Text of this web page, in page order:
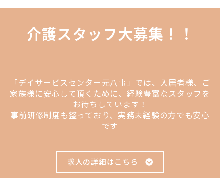
介護スタッフ大募集！！
「デイサービスセンター元八事」では、入居者様、ご
家族様に安心して頂くために、経験豊富なスタッフを
お待ちしています！
事前研修制度も整っており、実務未経験の方でも安心
です
求人の詳細はこちら